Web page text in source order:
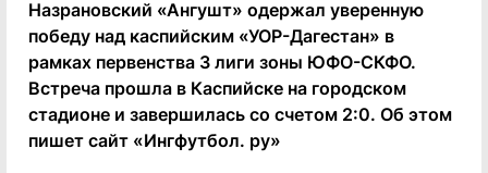
Назрановский «Ангушт» одержал уверенную
победу над каспийским «УОР-Дагестан» в
рамках первенства 3 лиги зоны ЮФО-СКФО.
Встреча прошла в Каспийске на городском
стадионе и завершилась со счетом 2:0. Об этом
пишет сайт «Ингфутбол. ру»